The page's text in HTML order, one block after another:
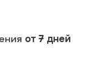
от 7 дней